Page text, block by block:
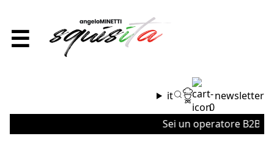
☰
it
0
newsletter
Sei un operatore B2B